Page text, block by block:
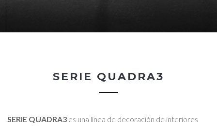
SERIE QUADRA3
SERIE QUADRA3 es una línea de decoración de interiores